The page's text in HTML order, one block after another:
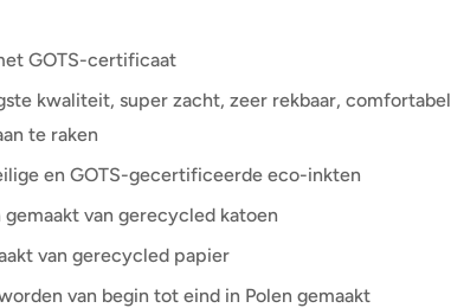
GOTS-certificaat
kwaliteit, super zacht, zeer rekbaar, comfortabel
te raken
en GOTS-gecertificeerde eco-inkten
van gerecycled katoen
van gerecycled papier
van begin tot eind in Polen gemaakt